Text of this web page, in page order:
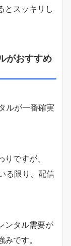
とスッキリし
がおすすめ
ルが一番確実
ですが、
る限り、配信
ンタル需要が
です。